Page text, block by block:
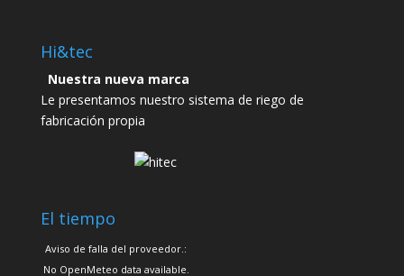
Hi&tec
Nuestra nueva marca
Le presentamos nuestro sistema de riego de
fabricación propia
El tiempo
Aviso de falla del proveedor.:
No OpenMeteo data available.